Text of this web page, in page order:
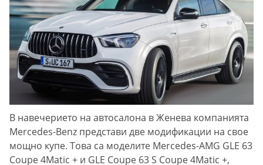
В навечерието на автосалона в Женева компанията
Mercedes-Benz представи две модификации на свое
мощно купе. Това са моделите Mercedes-AMG GLE 63
Coupe 4Matic + и GLE Coupe 63 S Coupe 4Matic +,